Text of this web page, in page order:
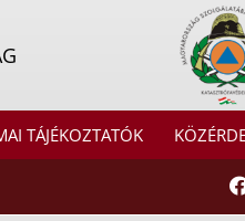
TÁJÉKOZTATÓK